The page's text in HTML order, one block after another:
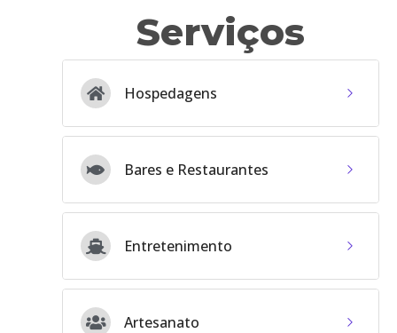
Serviços
Hospedagens
Bares e Restaurantes
Entretenimento
Artesanato